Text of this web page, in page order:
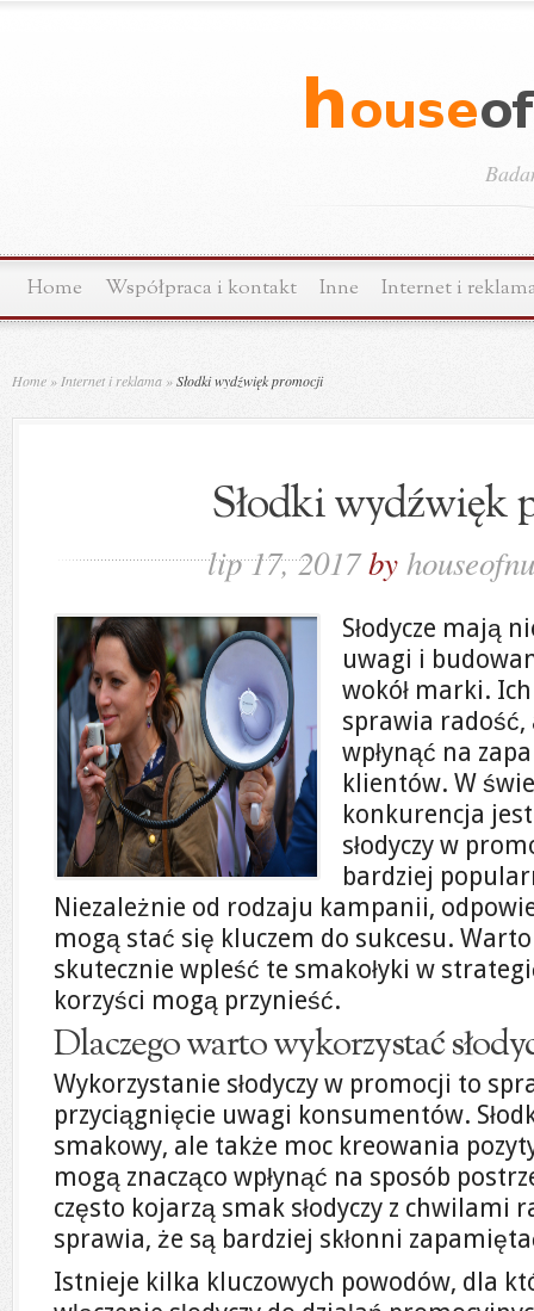
Home Współpraca i kontakt Inne Internet i
Home » Internet i reklama »Słodki wydźwięk promocji
Słodki wydźwięk
lip 17, 2017by
Słodycze mają
uwagi i
wokół marki.
sprawia radość,
wpłynąć na
klientów. W
konkurencja
słodyczy w
bardziej
Niezależnie od rodzaju kampanii,
mogą stać się kluczem do sukcesu.
skutecznie wpleść te smakołyki w
korzyści mogą przynieść.
Dlaczego warto wykorzystać
Wykorzystanie słodyczy w promocji to
przyciągnięcie uwagi konsumentów.
smakowy, ale także moc kreowania
mogą znacząco wpłynąć na sposób
często kojarzą smak słodyczy z chwilami
sprawia, że są bardziej skłonni
Istnieje kilka kluczowych powodów, dla